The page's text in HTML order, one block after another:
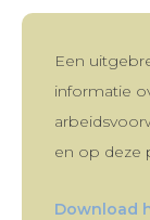
Een
informatie
en op deze
Download